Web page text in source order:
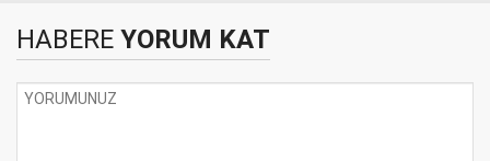
HABERE YORUM KAT